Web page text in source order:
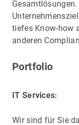
tiefes Know-how
anderen
Portfolio
IT Services:
Wir sind für Sie